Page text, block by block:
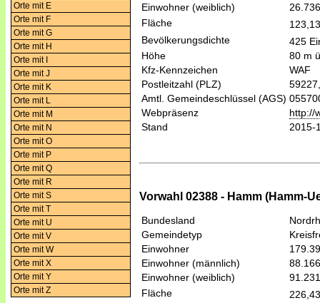
Orte mit E
Orte mit F
Orte mit G
Orte mit H
Orte mit I
Orte mit J
Orte mit K
Orte mit L
Orte mit M
Orte mit N
Orte mit O
Orte mit P
Orte mit Q
Orte mit R
Orte mit S
Orte mit T
Orte mit U
Orte mit V
Orte mit W
Orte mit X
Orte mit Y
Orte mit Z
Einwohner (weiblich)
26.736
Fläche
Bevölkerungsdichte
425
Höhe
80 m
Kfz-Kennzeichen
WAF
Postleitzahl (PLZ)
Amtl. Gemeindeschlüssel (AGS)
Webpräsenz
http://
Stand
2015-
Vorwahl 02388 - Hamm (Hamm-
Bundesland
Gemeindetyp
Einwohner
Einwohner (männlich)
88.166
Einwohner (weiblich)
91.231
Fläche